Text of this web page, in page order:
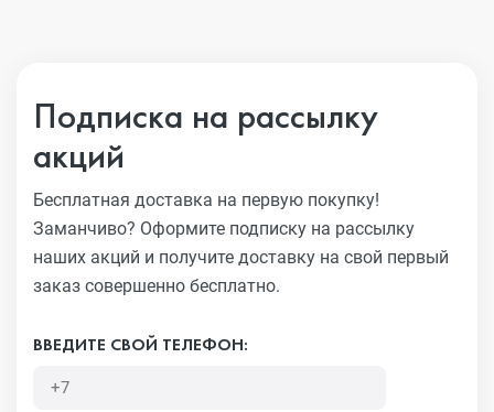
Подписка на рассылку
акций
Бесплатная доставка на первую покупку!
Заманчиво? Оформите подписку на рассылку
наших акций и получите доставку на свой первый
заказ совершенно бесплатно.
ВВЕДИТЕ СВОЙ ТЕЛЕФОН: